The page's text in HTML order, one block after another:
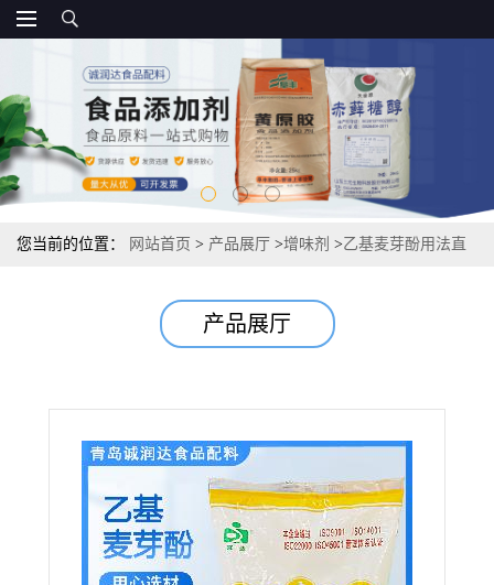
您当前的位置： 网站首页 > 产品展厅 >增味剂 >乙基麦芽酚用法直
产品展厅